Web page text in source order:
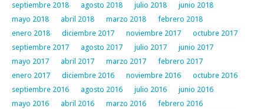
septiembre 2018
agosto 2018 julio 2018
junio 2018
mayo 2018
abril 2018 marzo 2018
febrero 2018
enero 2018
diciembre 2017 noviembre 2017
octubre 2017
septiembre 2017
agosto 2017 julio 2017
junio 2017
mayo 2017
abril 2017 marzo 2017
febrero 2017
enero 2017
diciembre 2016 noviembre 2016
octubre 2016
septiembre 2016
agosto 2016 julio 2016
junio 2016
mayo 2016
abril 2016 marzo 2016
febrero 2016